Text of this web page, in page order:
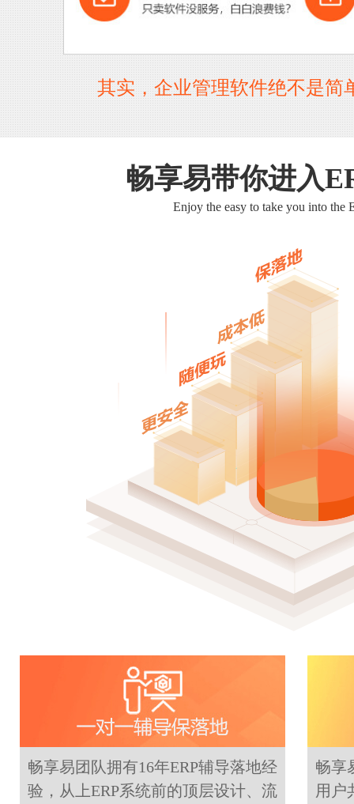
其实，企业管理软件绝不是
畅享易带你进入
Enjoy the easy to take you into the
畅享易团队拥有16年ERP辅导落地经
验，从上ERP系统前的顶层设计、流
畅享
用户